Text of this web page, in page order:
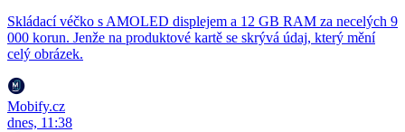
Skládací véčko s AMOLED displejem a 12 GB RAM za necelých 9
000 korun. Jenže na produktové kartě se skrývá údaj, který mění
celý obrázek.
Mobify.cz
dnes, 11:38